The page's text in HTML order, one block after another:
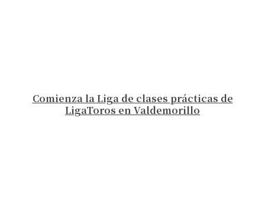
Comienza la Liga de clases prácticas de
LigaToros en Valdemorillo